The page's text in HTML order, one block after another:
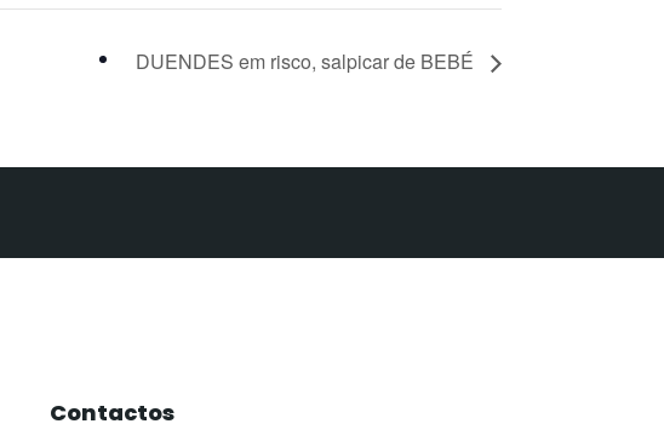
DUENDES em risco, salpicar de BEBÉ
Contactos